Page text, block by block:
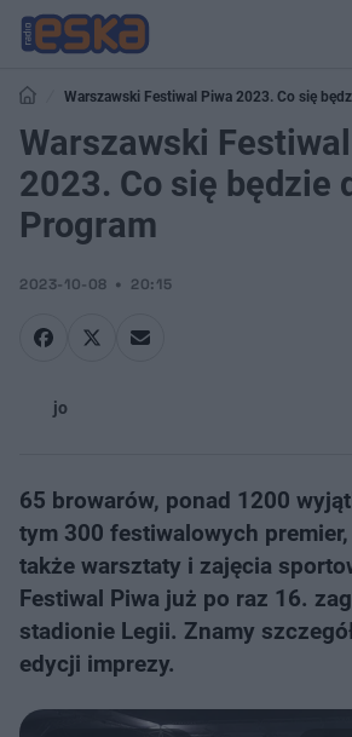
Warszawski Festiwal Piwa 2023. Co się
Warszawski
2023. Co się będzie
Program
2023-10-08 20:15
jo
65 browarów, ponad 1200
tym 300 festiwalowych
także warsztaty i zajęcia
Festiwal Piwa już po raz 16.
stadionie Legii. Znamy
edycji imprezy.